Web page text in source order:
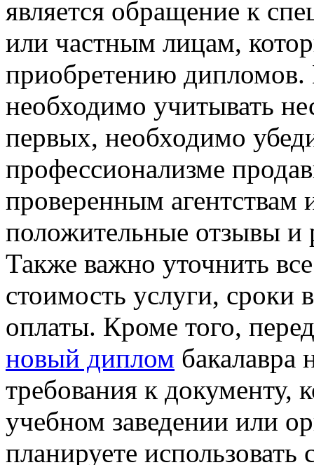
является обращение к
или частным лицам,
приобретению
необходимо учитывать
первых, необходимо
профессионализме
проверенным
положительные отзывы и
Также важно уточнить
стоимость услуги, сроки
оплаты. Кроме того,
новый диплом бакалавра
требования к документу,
учебном заведении или
планируете